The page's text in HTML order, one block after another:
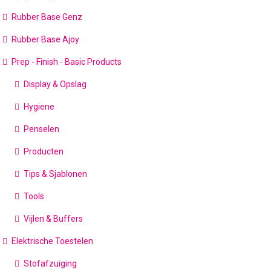
Rubber Base Genz
Rubber Base Ajoy
Prep - Finish - Basic Products
Display & Opslag
Hygiene
Penselen
Producten
Tips & Sjablonen
Tools
Vijlen & Buffers
Elektrische Toestelen
Stofafzuiging